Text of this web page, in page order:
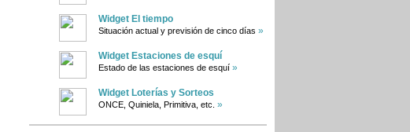
Widget El tiempo
Situación actual y previsión de cinco días »
Widget Estaciones de esquí
Estado de las estaciones de esquí »
Widget Loterías y Sorteos
ONCE, Quiniela, Primitiva, etc. »